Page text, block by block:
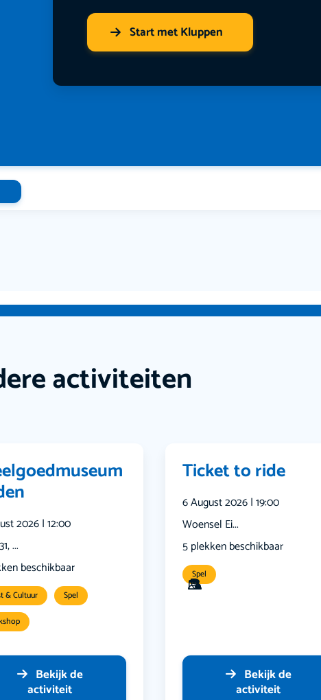
Start met Kluppen
activiteiten
2026 | 12:00
...
beschikbaar
& Cultuur
Spel
Bekijk de
activiteit
Ticket to ride
6 August 2026 | 19:00
Woensel Ei...
5 plekken beschikbaar
Spel
Bekijk de
activiteit